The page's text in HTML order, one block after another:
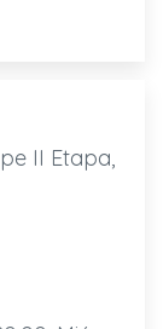
II Etapa,